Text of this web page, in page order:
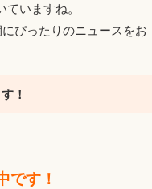
いますね。
ぴったりのニュースをお
！
す！